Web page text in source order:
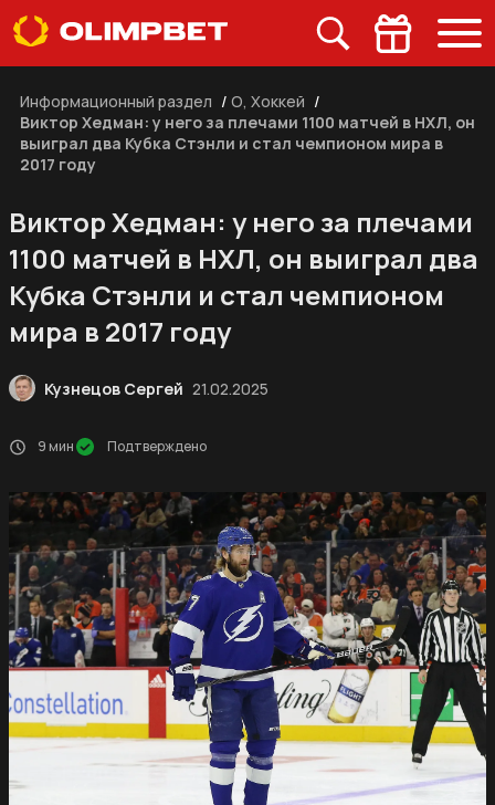
Информационный раздел / О, Хоккей /
Виктор Хедман: у него за плечами 1100 матчей в НХЛ, он
выиграл два Кубка Стэнли и стал чемпионом мира в
2017 году
Виктор Хедман: у него за плечами
1100 матчей в НХЛ, он выиграл два
Кубка Стэнли и стал чемпионом
мира в 2017 году
Кузнецов Сергей 21.02.2025
9 мин Подтверждено